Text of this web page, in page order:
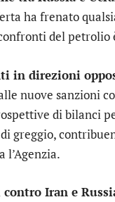
ha frenato
del petrolio
in direzioni
nuove sanzioni
di bilanci
greggio,
l’Agenzia.
Iran e